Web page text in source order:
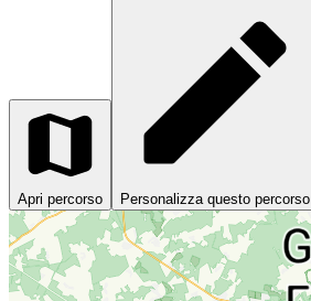
Apri percorso Personalizza questo percorso